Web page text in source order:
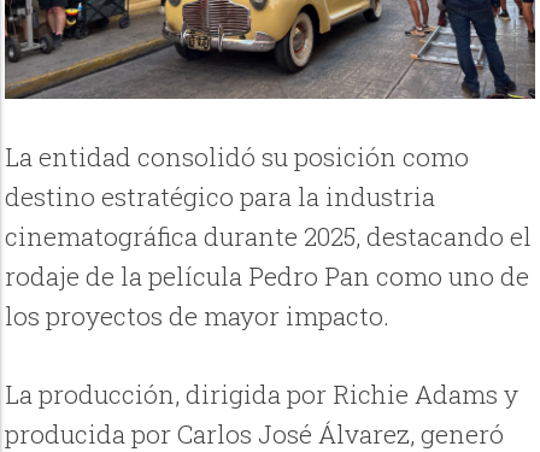
La entidad consolidó su posición como
destino estratégico para la industria
cinematográfica durante 2025, destacando el
rodaje de la película Pedro Pan como uno de
los proyectos de mayor impacto.
La producción, dirigida por Richie Adams y
producida por Carlos José Álvarez, generó